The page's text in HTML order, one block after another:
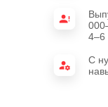
4–6
С